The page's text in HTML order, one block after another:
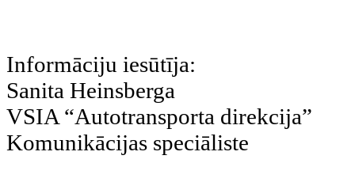
Informāciju iesūtīja:
Sanita Heinsberga
VSIA “Autotransporta direkcija”
Komunikācijas speciāliste